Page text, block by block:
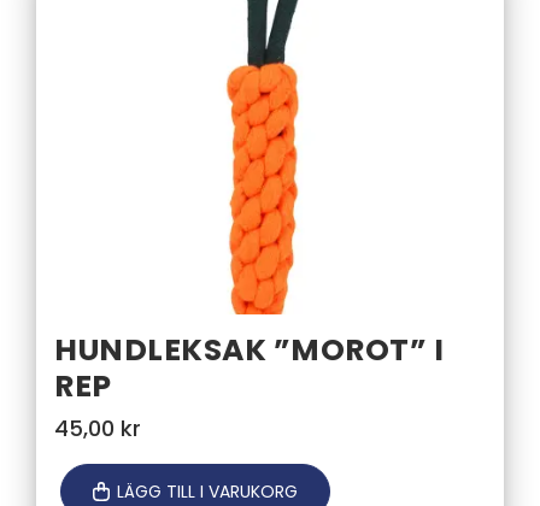
HUNDLEKSAK ”MOROT” I
REP
45,00 kr
LÄGG TILL I VARUKORG